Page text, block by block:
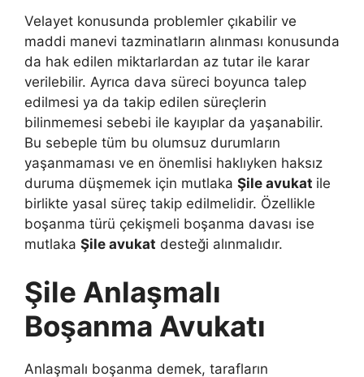
Velayet konusunda problemler çıkabilir ve
maddi manevi tazminatların alınması konusunda
da hak edilen miktarlardan az tutar ile karar
verilebilir. Ayrıca dava süreci boyunca talep
edilmesi ya da takip edilen süreçlerin
bilinmemesi sebebi ile kayıplar da yaşanabilir.
Bu sebeple tüm bu olumsuz durumların
yaşanmaması ve en önemlisi haklıyken haksız
duruma düşmemek için mutlaka Şile avukat ile
birlikte yasal süreç takip edilmelidir. Özellikle
boşanma türü çekişmeli boşanma davası ise
mutlaka Şile avukat desteği alınmalıdır.
Şile Anlaşmalı
Boşanma Avukatı
Anlaşmalı boşanma demek, tarafların